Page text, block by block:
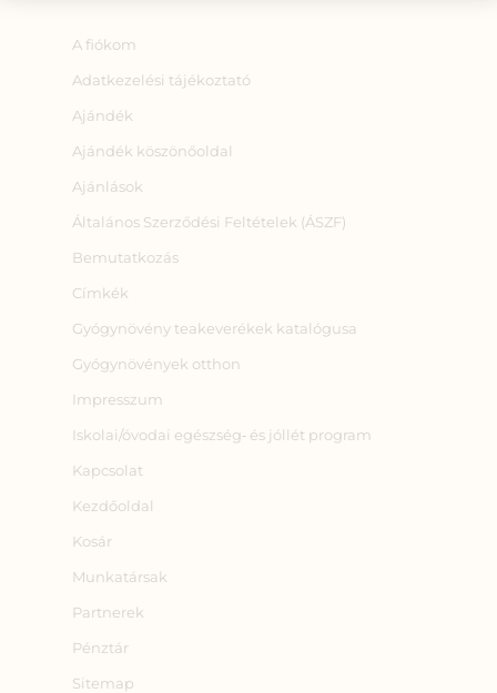
A fiókom
Adatkezelési tájékoztató
Ajándék
Ajándék köszönőoldal
Ajánlások
Általános Szerződési Feltételek (ÁSZF)
Bemutatkozás
Címkék
Gyógynövény teakeverékek katalógusa
Gyógynövények otthon
Impresszum
Iskolai/óvodai egészség‑ és jóllét program
Kapcsolat
Kezdőoldal
Kosár
Munkatársak
Partnerek
Pénztár
Sitemap